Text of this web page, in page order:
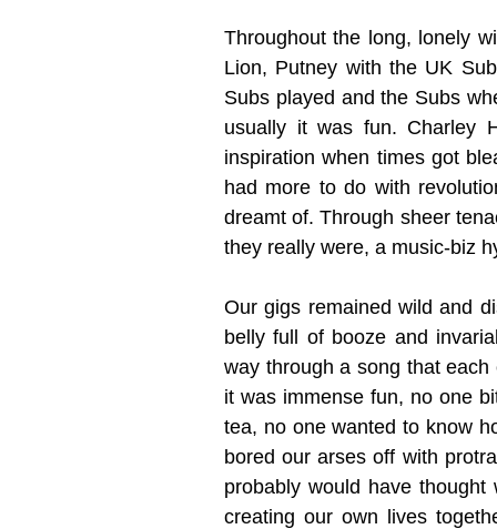
Throughout the long, lonely
Lion, Putney with the UK
Subs played and the Subs
usually it was fun. Charley
inspiration when times got
had more to do with
dreamt of. Through sheer
they really were, a music-biz
Our gigs remained wild and
belly full of booze and
way through a song that
it was immense fun, no one
tea, no one wanted to know
bored our arses off with
probably would have
creating our own lives